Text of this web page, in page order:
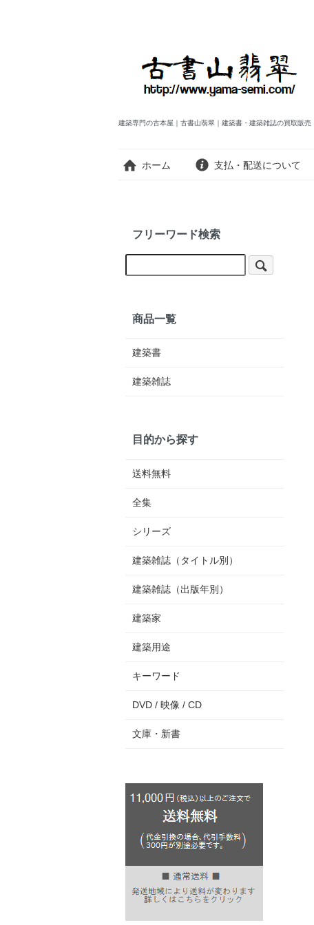
建築専門の古本屋｜古書山翡翠｜建築書・建築雑誌の買取販売
ホーム 支払・配送について
フリーワード検索
商品一覧
建築書
建築雑誌
目的から探す
送料無料
全集
シリーズ
建築雑誌（タイトル別）
建築雑誌（出版年別）
建築家
建築用途
キーワード
DVD / 映像 / CD
文庫・新書